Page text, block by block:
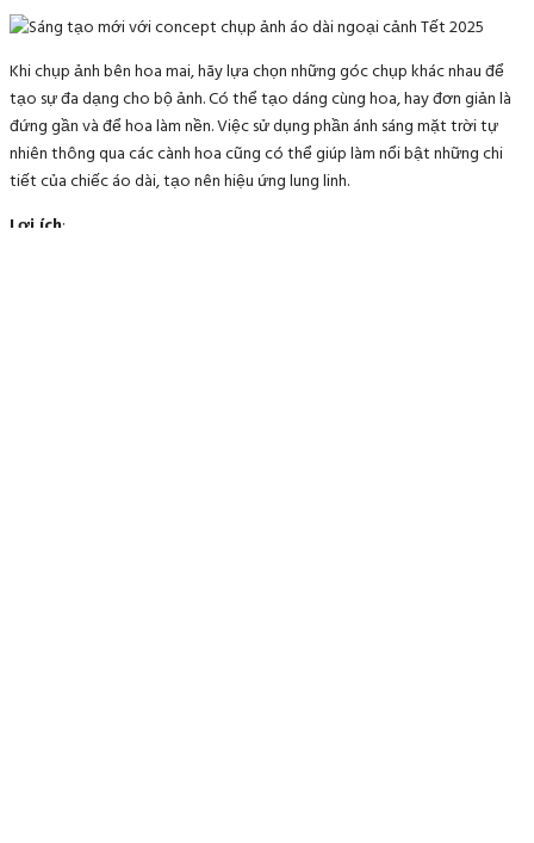
Khi chụp ảnh bên hoa mai, hãy lựa chọn những góc chụp khác nhau để
tạo sự đa dạng cho bộ ảnh. Có thể tạo dáng cùng hoa, hay đơn giản là
đứng gần và để hoa làm nền. Việc sử dụng phần ánh sáng mặt trời tự
nhiên thông qua các cành hoa cũng có thể giúp làm nổi bật những chi
tiết của chiếc áo dài, tạo nên hiệu ứng lung linh.
Lợi ích: